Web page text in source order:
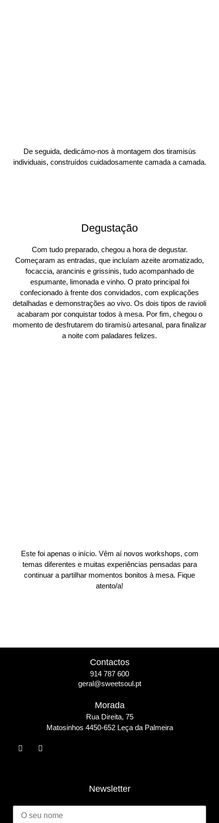
De seguida, dedicámo-nos à montagem dos tiramisùs
individuais, construídos cuidadosamente camada a camada.
Degustação
Com tudo preparado, chegou a hora de degustar.
Começaram as entradas, que incluíam azeite aromatizado,
focaccia, arancinis e grissinis, tudo acompanhado de
espumante, limonada e vinho. O prato principal foi
confecionado à frente dos convidados, com explicações
detalhadas e demonstrações ao vivo. Os dois tipos de ravioli
acabaram por conquistar todos à mesa. Por fim, chegou o
momento de desfrutarem do tiramisù artesanal, para finalizar
a noite com paladares felizes.
Este foi apenas o início. Vêm aí novos workshops, com
temas diferentes e muitas experiências pensadas para
continuar a partilhar momentos bonitos à mesa. Fique
atento/a!
Contactos
914 787 600
geral@sweetsoul.pt
Morada
Rua Direita, 75
Matosinhos 4450-652 Leça da Palmeira
Newsletter